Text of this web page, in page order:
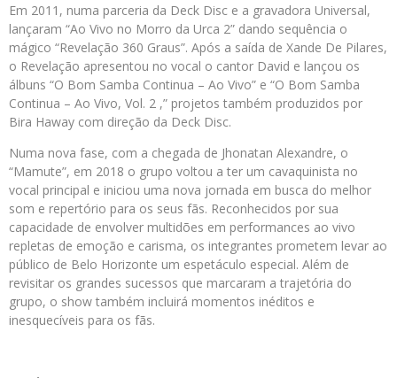
Em 2011, numa parceria da Deck Disc e a gravadora Universal,
lançaram “Ao Vivo no Morro da Urca 2” dando sequência o
mágico “Revelação 360 Graus”. Após a saída de Xande De Pilares,
o Revelação apresentou no vocal o cantor David e lançou os
álbuns “O Bom Samba Continua – Ao Vivo” e “O Bom Samba
Continua – Ao Vivo, Vol. 2 ,” projetos também produzidos por
Bira Haway com direção da Deck Disc.
Numa nova fase, com a chegada de Jhonatan Alexandre, o
“Mamute”, em 2018 o grupo voltou a ter um cavaquinista no
vocal principal e iniciou uma nova jornada em busca do melhor
som e repertório para os seus fãs. Reconhecidos por sua
capacidade de envolver multidões em performances ao vivo
repletas de emoção e carisma, os integrantes prometem levar ao
público de Belo Horizonte um espetáculo especial. Além de
revisitar os grandes sucessos que marcaram a trajetória do
grupo, o show também incluirá momentos inéditos e
inesquecíveis para os fãs.